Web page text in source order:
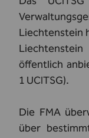
Liechtenstein
öffentlich
1 UCITSG).
Die FMA
über